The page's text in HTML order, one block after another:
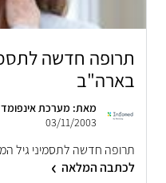
תרופה חדשה
בארה"ב
מאת: מערכת אינפומד
03/11/2003
תרופה חדשה לתסמיני גיל
לכתבה המלאה